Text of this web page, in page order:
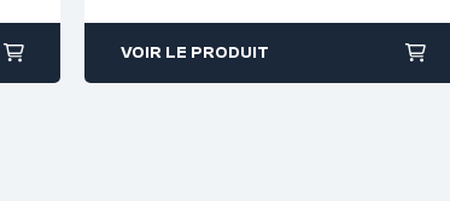
VOIR LE PRODUIT